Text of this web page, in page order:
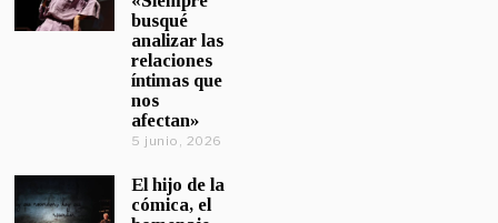
busqué
analizar las
relaciones
íntimas que
nos
afectan»
5 junio, 2026
El hijo de la
cómica, el